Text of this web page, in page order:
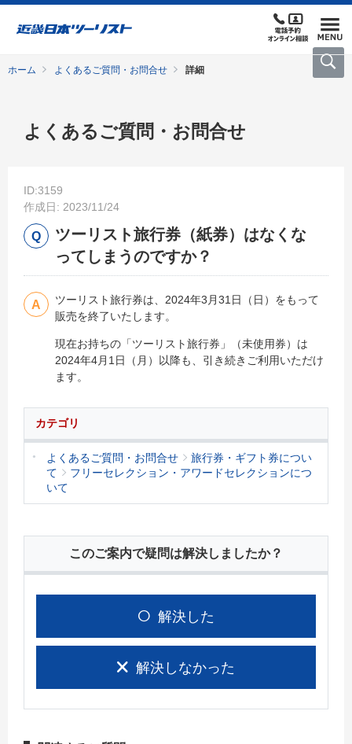
ホーム よくあるご質問・お問合せ 詳細
よくあるご質問・お問合せ
ID:3159
作成日: 2023/11/24
ツーリスト旅行券（紙券）はなくな
ってしまうのですか？
ツーリスト旅行券は、2024年3月31日（日）をもって
販売を終了いたします。
現在お持ちの「ツーリスト旅行券」（未使用券）は
2024年4月1日（月）以降も、引き続きご利用いただけ
ます。
カテゴリ
よくあるご質問・お問合せ
旅行券・ギフト券につい
て
フリーセレクション・アワードセレクションにつ
いて
このご案内で疑問は解決しましたか？
解決した
解決しなかった